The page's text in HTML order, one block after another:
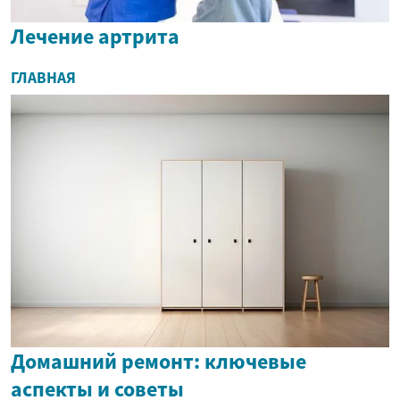
Лечение артрита
ГЛАВНАЯ
Домашний ремонт: ключевые
аспекты и советы